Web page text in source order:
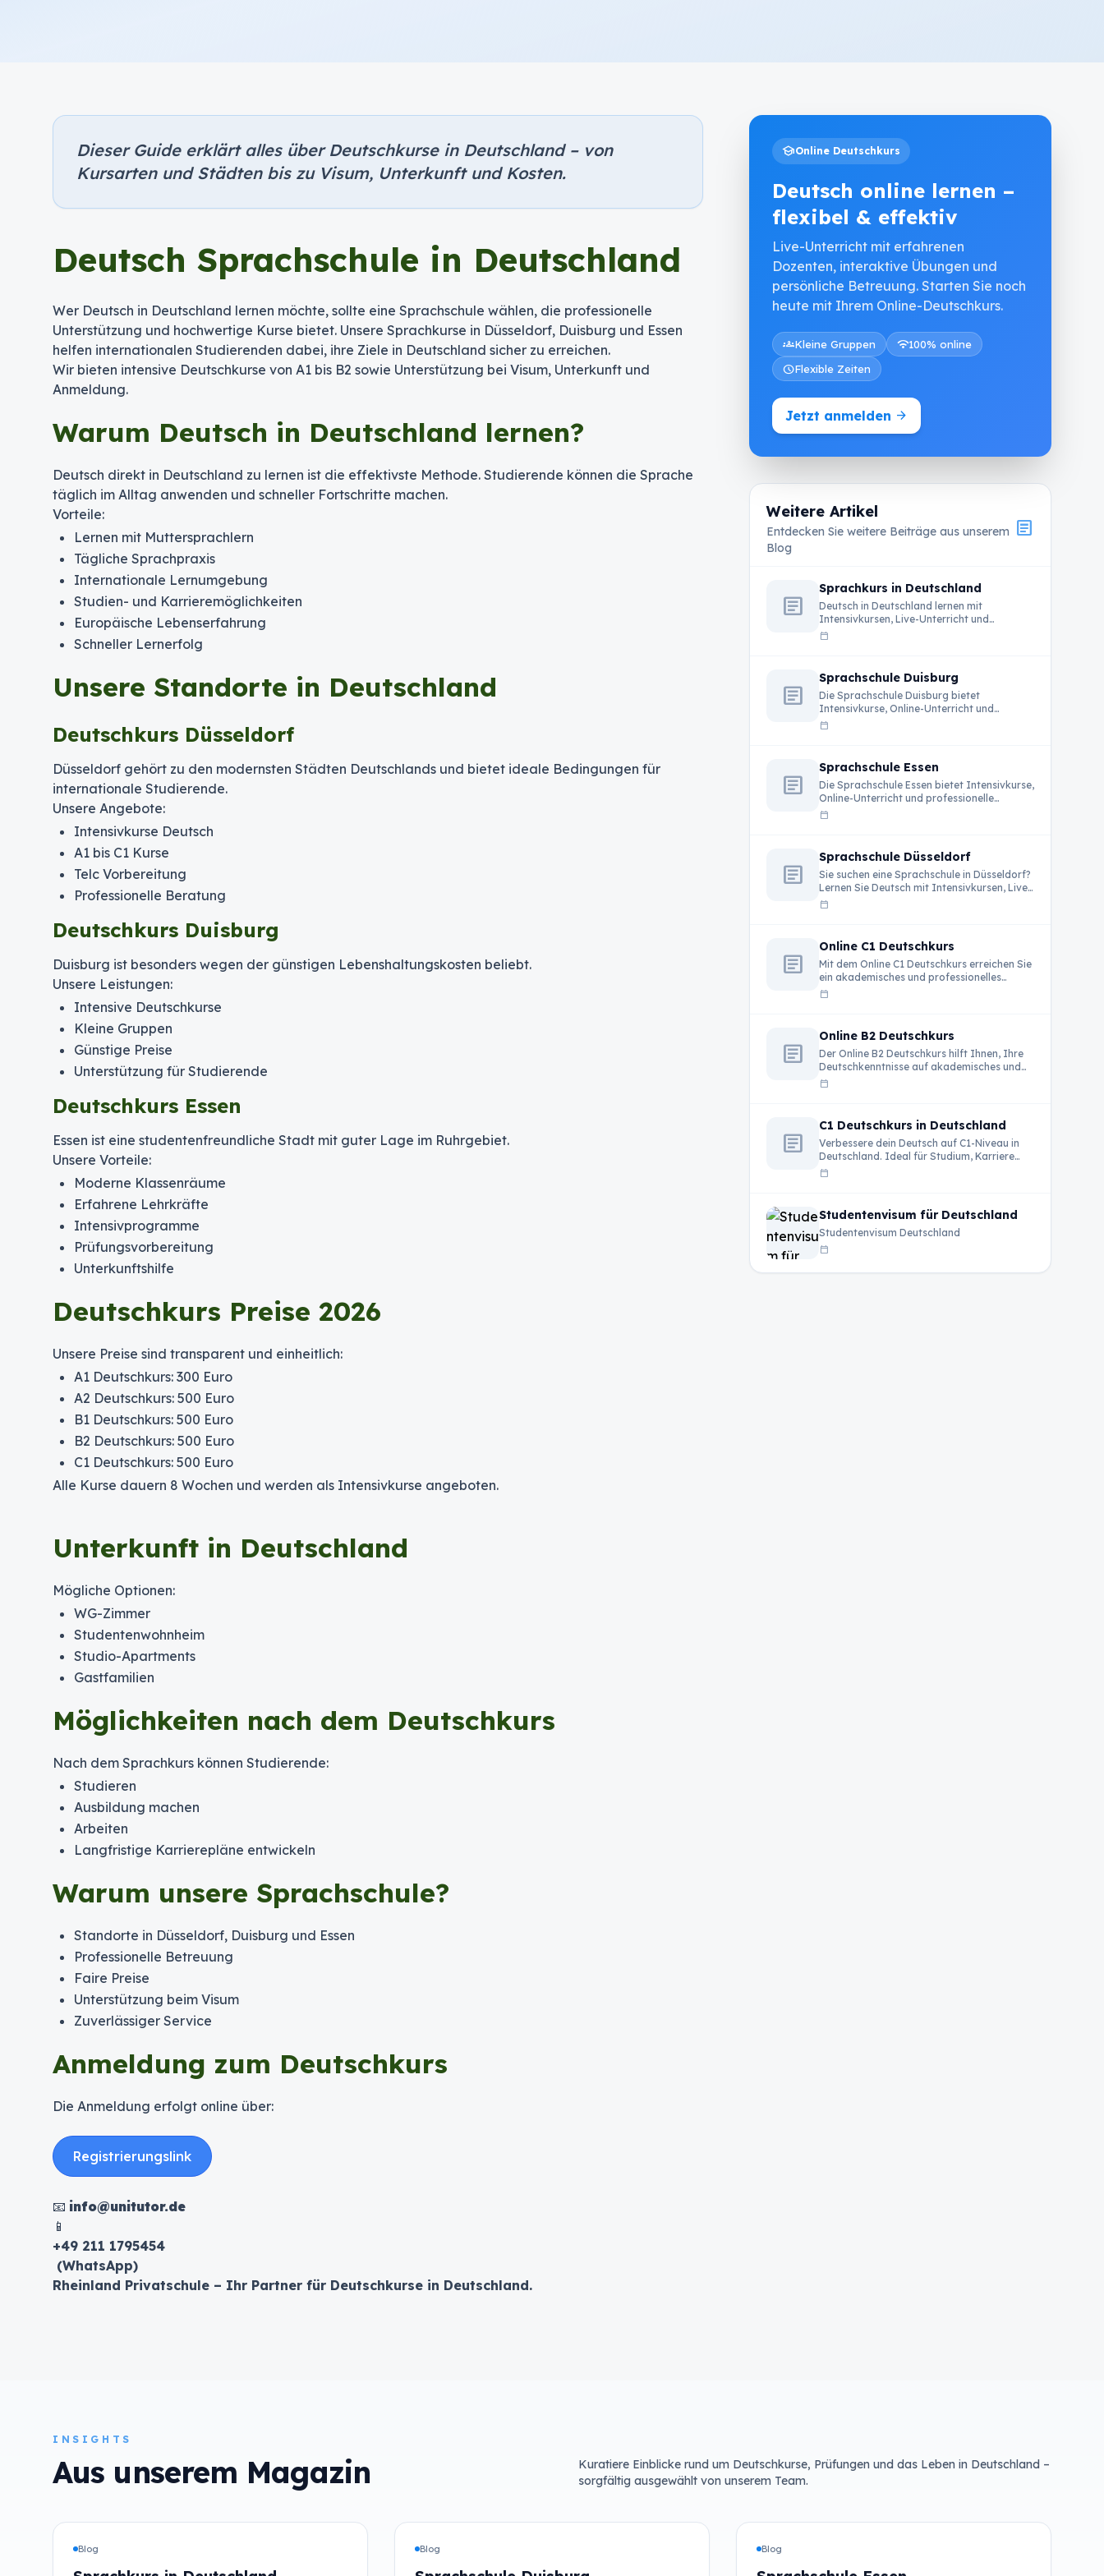
Dieser Guide erklärt alles über Deutschkurse in Deutschland – von
Kursarten und Städten bis zu Visum, Unterkunft und Kosten.
Deutsch Sprachschule in Deutschland
Wer Deutsch in Deutschland lernen möchte, sollte eine Sprachschule wählen, die professionelle
Unterstützung und hochwertige Kurse bietet. Unsere Sprachkurse in Düsseldorf, Duisburg und Essen
helfen internationalen Studierenden dabei, ihre Ziele in Deutschland sicher zu erreichen.
Wir bieten intensive Deutschkurse von A1 bis B2 sowie Unterstützung bei Visum, Unterkunft und
Anmeldung.
Warum Deutsch in Deutschland lernen?
Deutsch direkt in Deutschland zu lernen ist die effektivste Methode. Studierende können die Sprache
täglich im Alltag anwenden und schneller Fortschritte machen.
Vorteile:
Lernen mit Muttersprachlern
Tägliche Sprachpraxis
Internationale Lernumgebung
Studien- und Karrieremöglichkeiten
Europäische Lebenserfahrung
Schneller Lernerfolg
Unsere Standorte in Deutschland
Deutschkurs Düsseldorf
Düsseldorf gehört zu den modernsten Städten Deutschlands und bietet ideale Bedingungen für
internationale Studierende.
Unsere Angebote:
Intensivkurse Deutsch
A1 bis C1 Kurse
Telc Vorbereitung
Professionelle Beratung
Deutschkurs Duisburg
Duisburg ist besonders wegen der günstigen Lebenshaltungskosten beliebt.
Unsere Leistungen:
Intensive Deutschkurse
Kleine Gruppen
Günstige Preise
Unterstützung für Studierende
Deutschkurs Essen
Essen ist eine studentenfreundliche Stadt mit guter Lage im Ruhrgebiet.
Unsere Vorteile:
Moderne Klassenräume
Erfahrene Lehrkräfte
Intensivprogramme
Prüfungsvorbereitung
Unterkunftshilfe
Deutschkurs Preise 2026
Unsere Preise sind transparent und einheitlich:
A1 Deutschkurs: 300 Euro
A2 Deutschkurs: 500 Euro
B1 Deutschkurs: 500 Euro
B2 Deutschkurs: 500 Euro
C1 Deutschkurs: 500 Euro
Alle Kurse dauern 8 Wochen und werden als Intensivkurse angeboten.
Unterkunft in Deutschland
Mögliche Optionen:
WG-Zimmer
Studentenwohnheim
Studio-Apartments
Gastfamilien
Möglichkeiten nach dem Deutschkurs
Nach dem Sprachkurs können Studierende:
Studieren
Ausbildung machen
Arbeiten
Langfristige Karrierepläne entwickeln
Warum unsere Sprachschule?
Standorte in Düsseldorf, Duisburg und Essen
Professionelle Betreuung
Faire Preise
Unterstützung beim Visum
Zuverlässiger Service
Anmeldung zum Deutschkurs
Die Anmeldung erfolgt online über:
Registrierungslink
📧 info@unitutor.de
📱
+49 211 1795454
(WhatsApp)
Rheinland Privatschule – Ihr Partner für Deutschkurse in Deutschland.
schoolOnline Deutschkurs
Deutsch online lernen –
flexibel & effektiv
Live-Unterricht mit erfahrenen
Dozenten, interaktive Übungen und
persönliche Betreuung. Starten Sie noch
heute mit Ihrem Online-Deutschkurs.
groupsKleine Gruppen wifi100% online
scheduleFlexible Zeiten
Jetzt anmelden arrow_forward
Weitere Artikel
Entdecken Sie weitere Beiträge aus unserem
Blog
article
article
Sprachkurs in Deutschland
Deutsch in Deutschland lernen mit
Intensivkursen, Live-Unterricht und
professionellen Lehrkräften bei Rheinland
calendar_today
article
Sprachschule Duisburg
Die Sprachschule Duisburg bietet
Intensivkurse, Online-Unterricht und
professionelle Deutschkurse für
calendar_today
article
Sprachschule Essen
Die Sprachschule Essen bietet Intensivkurse,
Online-Unterricht und professionelle
Deutschkurse für internationale Teilnehmer
calendar_today
article
Sprachschule Düsseldorf
Sie suchen eine Sprachschule in Düsseldorf?
Lernen Sie Deutsch mit Intensivkursen, Live-
Unterricht und erfahrenen …
calendar_today
article
Online C1 Deutschkurs
Mit dem Online C1 Deutschkurs erreichen Sie
ein akademisches und professionelles
Sprachniveau. Live-Unterricht, erfahrene …
calendar_today
article
Online B2 Deutschkurs
Der Online B2 Deutschkurs hilft Ihnen, Ihre
Deutschkenntnisse auf akademisches und
berufliches Niveau zu …
calendar_today
article
C1 Deutschkurs in Deutschland
Verbessere dein Deutsch auf C1-Niveau in
Deutschland. Ideal für Studium, Karriere
und professionelle Entwicklung.
calendar_today
Studentenvisum für Deutschland
Studentenvisum Deutschland
calendar_today
INSIGHTS
Aus unserem Magazin
Kuratiere Einblicke rund um Deutschkurse, Prüfungen und das Leben in Deutschland –
sorgfältig ausgewählt von unserem Team.
Blog Blog Blog